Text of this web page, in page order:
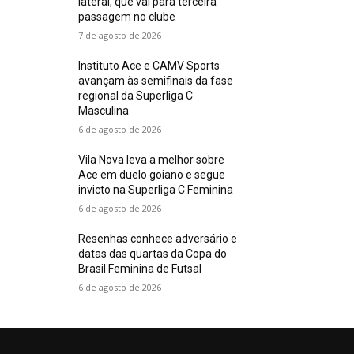
passagem no clube
7 de agosto de 2026
Instituto Ace e CAMV Sports
avançam às semifinais da fase
regional da Superliga C
Masculina
6 de agosto de 2026
Vila Nova leva a melhor sobre
Ace em duelo goiano e segue
invicto na Superliga C Feminina
6 de agosto de 2026
Resenhas conhece adversário e
datas das quartas da Copa do
Brasil Feminina de Futsal
6 de agosto de 2026